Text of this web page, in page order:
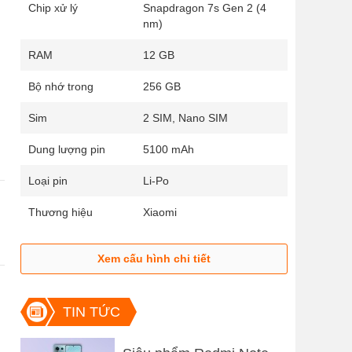
Chip xử lý
Snapdragon 7s Gen 2 (4
nm)
RAM 12 GB
Bộ nhớ trong 256 GB
Sim 2 SIM, Nano SIM
Dung lượng pin 5100 mAh
Loại pin Li-Po
Thương hiệu Xiaomi
Xem cấu hình chi tiết
TIN TỨC